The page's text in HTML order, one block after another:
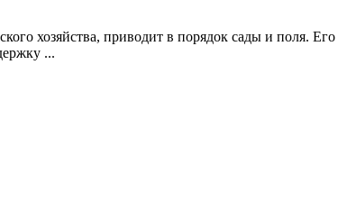
хозяйства, приводит в порядок сады и поля.
...